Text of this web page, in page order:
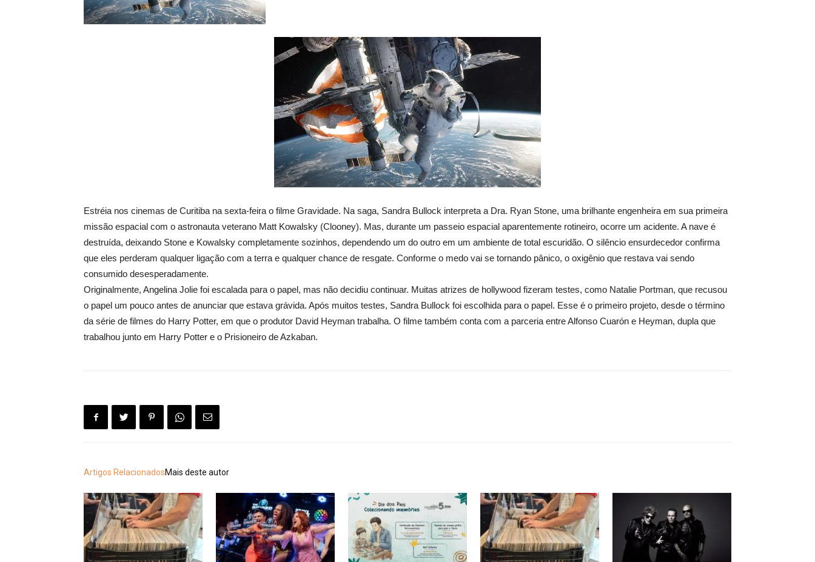
Estréia nos cinemas de Curitiba na sexta-feira o filme Gravidade. Na saga, Sandra Bullock interpreta a Dra. Ryan Stone, uma brilhante engenheira em sua primeira
missão espacial com o astronauta veterano Matt Kowalsky (Clooney). Mas, durante um passeio espacial aparentemente rotineiro, ocorre um acidente. A nave é
destruída, deixando Stone e Kowalsky completamente sozinhos, dependendo um do outro em um ambiente de total escuridão. O silêncio ensurdecedor confirma
que eles perderam qualquer ligação com a terra e qualquer chance de resgate. Conforme o medo vai se tornando pânico, o oxigênio que restava vai sendo
consumido desesperadamente.
Originalmente, Angelina Jolie foi escalada para o papel, mas não decidiu continuar. Muitas atrizes de hollywood fizeram testes, como Natalie Portman, que recusou
o papel um pouco antes de anunciar que estava grávida. Após muitos testes, Sandra Bullock foi escolhida para o papel. Esse é o primeiro projeto, desde o término
da série de filmes do Harry Potter, em que o produtor David Heyman trabalha. O filme também conta com a parceria entre Alfonso Cuarón e Heyman, dupla que
trabalhou junto em Harry Potter e o Prisioneiro de Azkaban.
Artigos RelacionadosMais deste autor